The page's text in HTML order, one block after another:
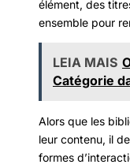
élément, des
ensemble pour
LEIA MAIS
Catégorie
Alors que les
leur contenu, il
formes